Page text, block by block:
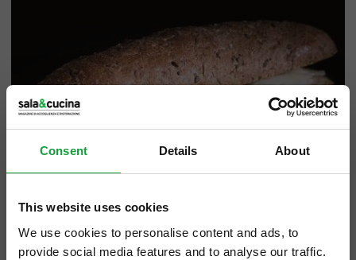
Consent Details About
This website uses cookies
We use cookies to personalise content and ads, to
provide social media features and to analyse our traffic.